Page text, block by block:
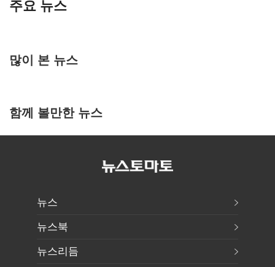
주요 뉴스
많이 본 뉴스
함께 볼만한 뉴스
뉴스
뉴스북
뉴스리듬